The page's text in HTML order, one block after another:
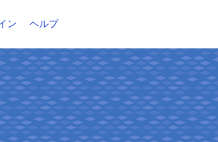
ン ヘルプ